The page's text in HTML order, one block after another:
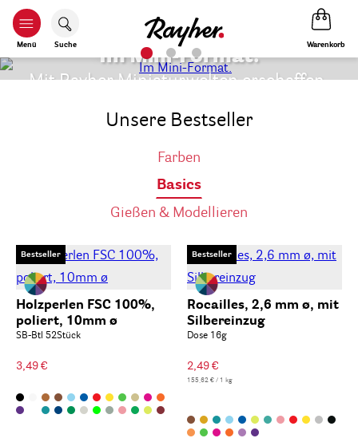
Menü Suche Warenkorb
Format.
erschaffen. Mit Rayher
Unsere Bestseller
Farben
Basics
Gießen & Modellieren
Bestseller
Holzperlen FSC 100%,
poliert, 10mm ø
SB-Btl 52Stück
3,49 €
Bestseller
Rocailles, 2,6 mm ø, mit
Silbereinzug
Dose 16g
2,49 €
155,62 € / 1 kg